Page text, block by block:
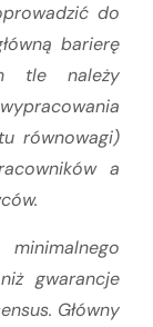
do
barierę
tle należy
równowagi)
a
gwarancje
Główny